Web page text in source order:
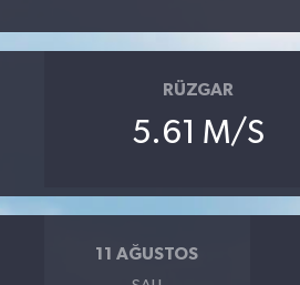
RÜZGAR
5.61 M/S
11 AĞUSTOS